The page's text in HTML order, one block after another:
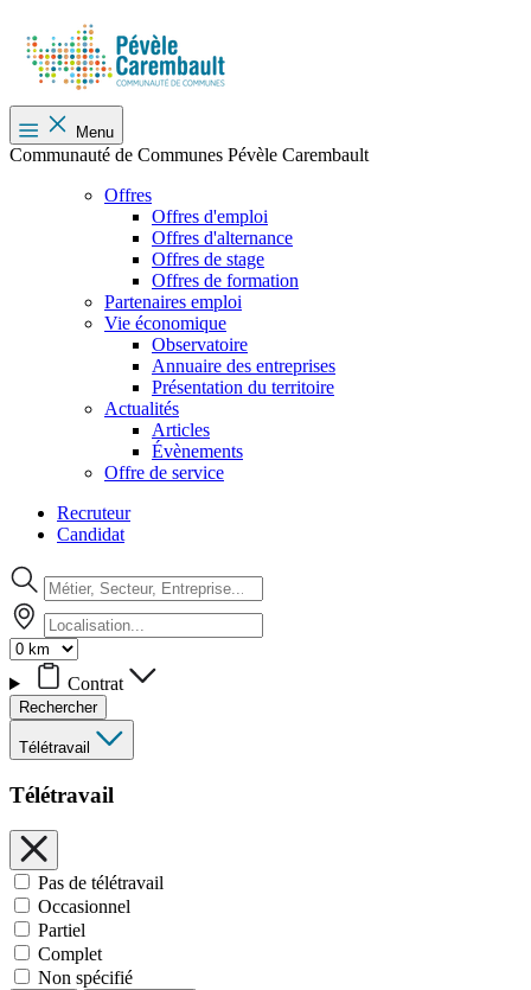
Menu
Communauté de Communes Pévèle Carembault
Offres
Offres d'emploi
Offres d'alternance
Offres de stage
Offres de formation
Partenaires emploi
Vie économique
Observatoire
Annuaire des entreprises
Présentation du territoire
Actualités
Articles
Évènements
Offre de service
Recruteur
Candidat
Contrat
Rechercher
Télétravail
Télétravail
Pas de télétravail
Occasionnel
Partiel
Complet
Non spécifié